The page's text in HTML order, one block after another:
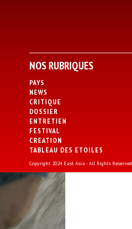
NOS RUBRIQUES
PAYS
NEWS
CRITIQUE
DOSSIER
ENTRETIEN
FESTIVAL
CREATION
TABLEAU DES ETOILES
Copyright 2024 East Asia - All Rights Reserved